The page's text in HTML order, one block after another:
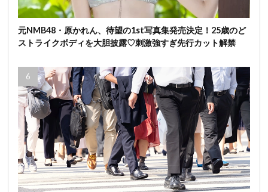
元NMB48・原かれん、待望の1st写真集発売決定！25歳のど
ストライクボディを大胆披露♡刺激強すぎ先行カット解禁